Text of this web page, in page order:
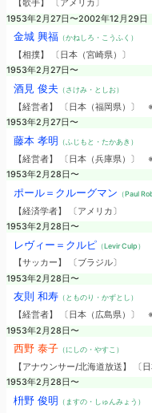
【歌手】 〔アメリカ〕
1953年2月27日〜2002年12月29日
金城 興福（かねしろ・こうふく）
【相撲】 〔日本（宮崎県）〕
1953年2月27日〜
酒見 俊夫 （さけみ・としお）
【経営者】 〔日本（福岡県）〕
1953年2月27日〜
藤本 孝明 （ふじもと・たかあき）
【経営者】 〔日本（兵庫県）〕
1953年2月28日〜
ポール＝クルーグマン （Paul
【経済学者】 〔アメリカ〕
1953年2月28日〜
レヴィー＝クルピ（Levir Culp）
【サッカー】 〔ブラジル〕
1953年2月28日〜
友則 和寿（とものり・かずとし）
【経営者】 〔日本（広島県）〕
1953年2月28日〜
西野 泰子（にしの・やすこ）
【アナウンサー/北海道放送】 〔
1953年2月28日〜
枡野 俊明 （ますの・しゅんみょう）